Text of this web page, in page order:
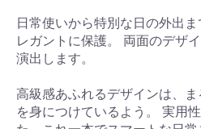
日常使いから特別な日の外出
レガントに保護。 両面のデザ
演出します。
高級感あふれるデザインは、
を身につけているよう。 実用